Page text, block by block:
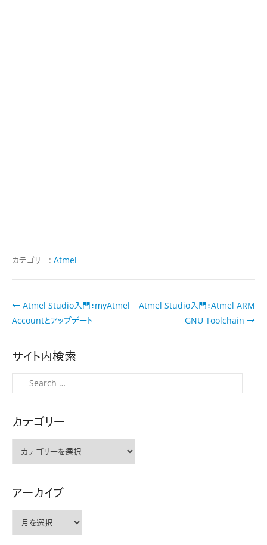
カテゴリー: Atmel
投
稿
ビ
ゲ
シ
ン
← Atmel Studio入門：myAtmel
Accountとアップデート
Atmel Studio入門：Atmel ARM
GNU Toolchain →
サイト内検索
索
カテゴリー
リ
アーカイブ